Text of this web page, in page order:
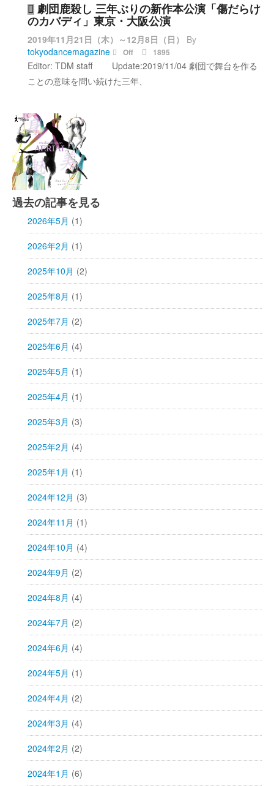
劇団鹿殺し 三年ぶりの新作本公演「傷だらけ
のカバディ」東京・大阪公演
2019年11月21日（木）～12月8日（日）
By
tokyodancemagazine
Off 1895
Editor: TDM staff Update:2019/11/04 劇団で舞台を作る
ことの意味を問い続けた三年、
過去の記事を見る
2026年5月 (1)
2026年2月 (1)
2025年10月 (2)
2025年8月 (1)
2025年7月 (2)
2025年6月 (4)
2025年5月 (1)
2025年4月 (1)
2025年3月 (3)
2025年2月 (4)
2025年1月 (1)
2024年12月 (3)
2024年11月 (1)
2024年10月 (4)
2024年9月 (2)
2024年8月 (4)
2024年7月 (2)
2024年6月 (4)
2024年5月 (1)
2024年4月 (2)
2024年3月 (4)
2024年2月 (2)
2024年1月 (6)